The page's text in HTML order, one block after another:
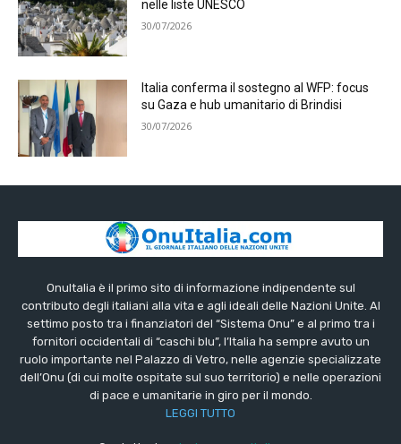
nelle liste UNESCO
30/07/2026
Italia conferma il sostegno al WFP: focus
su Gaza e hub umanitario di Brindisi
30/07/2026
OnuItalia è il primo sito di informazione indipendente sul
contributo degli italiani alla vita e agli ideali delle Nazioni Unite. Al
settimo posto tra i finanziatori del “Sistema Onu” e al primo tra i
fornitori occidentali di “caschi blu”, l’Italia ha sempre avuto un
ruolo importante nel Palazzo di Vetro, nelle agenzie specializzate
dell’Onu (di cui molte ospitate sul suo territorio) e nelle operazioni
di pace e umanitarie in giro per il mondo.
LEGGI TUTTO